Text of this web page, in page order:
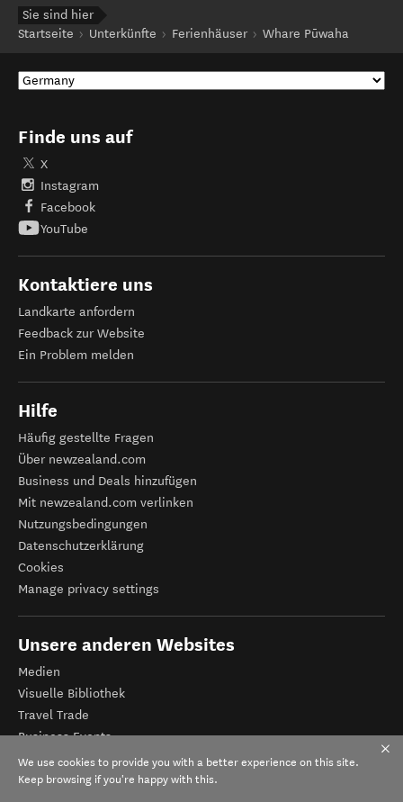
Sie sind hier
Startseite
Unterkünfte Ferienhäuser Whare Pūwaha
Finde uns auf
X
Instagram
Facebook
YouTube
Kontaktiere uns
Landkarte anfordern
Feedback zur Website
Ein Problem melden
Hilfe
Häufig gestellte Fragen
Über newzealand.com
Business und Deals hinzufügen
Mit newzealand.com verlinken
Nutzungsbedingungen
Datenschutzerklärung
Cookies
Manage privacy settings
Unsere anderen Websites
Medien
Visuelle Bibliothek
Travel Trade
Business Events
Tourismus Neuseeland
Veranstalter-Registrierung
We use cookies to provide you with a better experience on this site.
Keep browsing if you're happy with this.